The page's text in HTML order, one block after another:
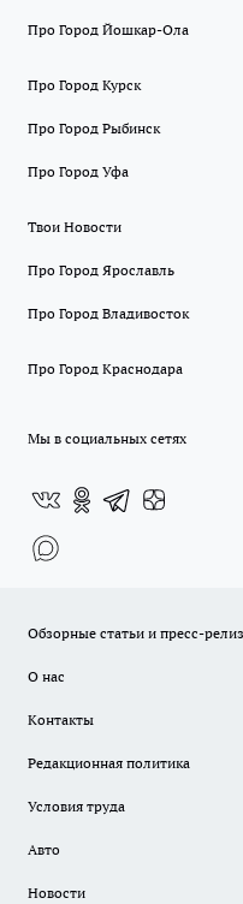
Про Город Йошкар-Ола
Про Город Курск
Про Город Рыбинск
Про Город Уфа
Твои Новости
Про Город Ярославль
Про Город Владивосток
Про Город Краснодара
Мы в социальных сетях
Обзорные статьи и пресс-
О нас
Контакты
Редакционная политика
Условия труда
Авто
Новости